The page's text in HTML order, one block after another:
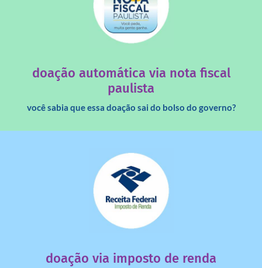
doação automática via nota fiscal
paulista
você sabia que essa doação sai do bolso do governo?
saiba mais
doação via imposto de renda
imposto de renda para uma instituição e que esse
dinheiro deixa de ir para o governo?
saiba mais